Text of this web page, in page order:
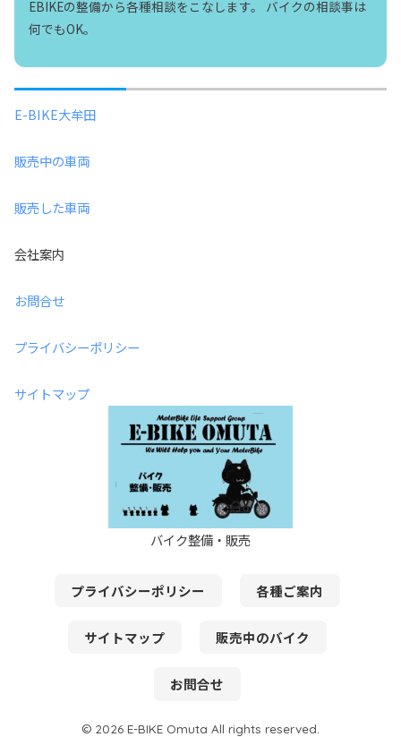
EBIKEの整備から各種相談をこなします。 バイクの相談事は
何でもOK。
E-BIKE大牟田
販売中の車両
販売した車両
会社案内
お問合せ
プライバシーポリシー
サイトマップ
バイク整備・販売
プライバシーポリシー 各種ご案内
サイトマップ 販売中のバイク
お問合せ
© 2026 E-BIKE Omuta All rights reserved.